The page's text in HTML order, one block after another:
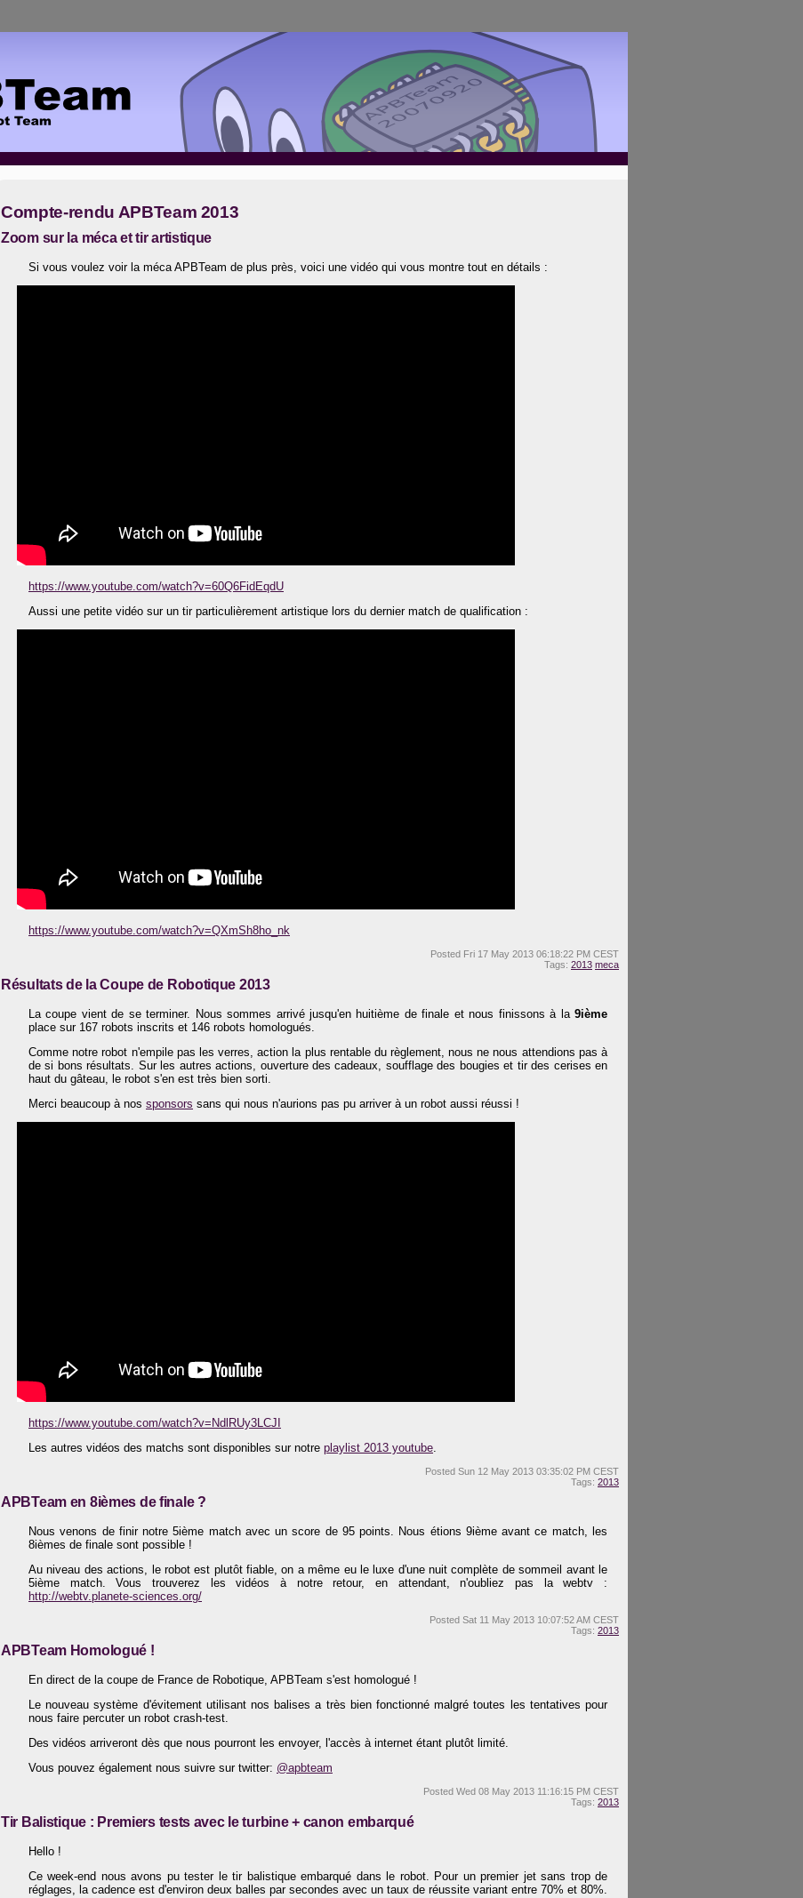
Compte-rendu APBTeam 2013
Zoom sur la méca et tir artistique
Si vous voulez voir la méca APBTeam de plus près, voici une vidéo qui vous montre tout en détails :
https://www.youtube.com/watch?v=60Q6FidEqdU
Aussi une petite vidéo sur un tir particulièrement artistique lors du dernier match de qualification :
https://www.youtube.com/watch?v=QXmSh8ho_nk
Posted Fri 17 May 2013 06:18:22 PM CEST
Tags: 2013 meca
Résultats de la Coupe de Robotique 2013
La coupe vient de se terminer. Nous sommes arrivé jusqu'en huitième de finale et nous finissons à la 9ième
place sur 167 robots inscrits et 146 robots homologués.
Comme notre robot n'empile pas les verres, action la plus rentable du règlement, nous ne nous attendions pas à
de si bons résultats. Sur les autres actions, ouverture des cadeaux, soufflage des bougies et tir des cerises en
haut du gâteau, le robot s'en est très bien sorti.
Merci beaucoup à nos sponsors sans qui nous n'aurions pas pu arriver à un robot aussi réussi !
https://www.youtube.com/watch?v=NdlRUy3LCJI
Les autres vidéos des matchs sont disponibles sur notre playlist 2013 youtube.
Posted Sun 12 May 2013 03:35:02 PM CEST
Tags: 2013
APBTeam en 8ièmes de finale ?
Nous venons de finir notre 5ième match avec un score de 95 points. Nous étions 9ième avant ce match, les
8ièmes de finale sont possible !
Au niveau des actions, le robot est plutôt fiable, on a même eu le luxe d'une nuit complète de sommeil avant le
5ième match. Vous trouverez les vidéos à notre retour, en attendant, n'oubliez pas la webtv :
http://webtv.planete-sciences.org/
Posted Sat 11 May 2013 10:07:52 AM CEST
Tags: 2013
APBTeam Homologué !
En direct de la coupe de France de Robotique, APBTeam s'est homologué !
Le nouveau système d'évitement utilisant nos balises a très bien fonctionné malgré toutes les tentatives pour
nous faire percuter un robot crash-test.
Des vidéos arriveront dès que nous pourront les envoyer, l'accès à internet étant plutôt limité.
Vous pouvez également nous suivre sur twitter: @apbteam
Posted Wed 08 May 2013 11:16:15 PM CEST
Tags: 2013
Tir Balistique : Premiers tests avec le turbine + canon embarqué
Hello !
Ce week-end nous avons pu tester le tir balistique embarqué dans le robot. Pour un premier jet sans trop de
réglages, la cadence est d'environ deux balles par secondes avec un taux de réussite variant entre 70% et 80%.